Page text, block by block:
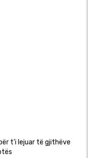
t'i lejuar të gjithëve